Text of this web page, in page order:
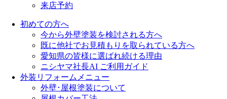
来店予約
初めての方へ
今から外壁塗装を検討される方へ
既に他社でお見積もりを取られている方へ
愛知県の皆様に選ばれ続ける理由
ニシヤマ社長AI ご利用ガイド
外装リフォームメニュー
外壁･屋根塗装について